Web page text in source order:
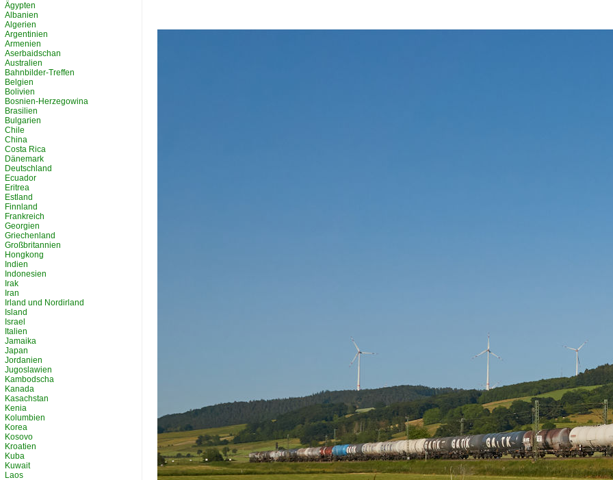
Ägypten
Albanien
Algerien
Argentinien
Armenien
Aserbaidschan
Australien
Bahnbilder-Treffen
Belgien
Bolivien
Bosnien-Herzegowina
Brasilien
Bulgarien
Chile
China
Costa Rica
Dänemark
Deutschland
Ecuador
Eritrea
Estland
Finnland
Frankreich
Georgien
Griechenland
Großbritannien
Hongkong
Indien
Indonesien
Irak
Iran
Irland und Nordirland
Island
Israel
Italien
Jamaika
Japan
Jordanien
Jugoslawien
Kambodscha
Kanada
Kasachstan
Kenia
Kolumbien
Korea
Kosovo
Kroatien
Kuba
Kuwait
Laos